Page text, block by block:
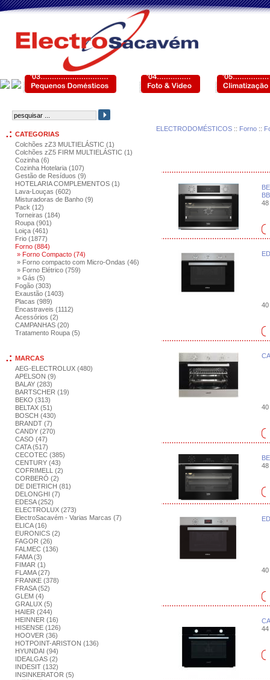
CATEGORIAS
Colchões zZ3 MULTIELÁSTIC (1)
Colchões zZ5 FIRM MULTIELÁSTIC (1)
Cozinha (6)
Cozinha Hotelaria (107)
Gestão de Resíduos (9)
HOTELARIA COMPLEMENTOS (1)
Lava-Louças (602)
Misturadoras de Banho (9)
Pack (12)
Torneiras (184)
Roupa (901)
Loiça (461)
Frio (1877)
Forno (884)
» Forno Compacto (74)
» Forno compacto com Micro-Ondas (46)
» Forno Elétrico (759)
» Gás (5)
Fogão (303)
Exaustão (1403)
Placas (989)
Encastraveis (1112)
Acessórios (2)
CAMPANHAS (20)
Tratamento Roupa (5)
MARCAS
AEG-ELECTROLUX (480)
APELSON (9)
BALAY (283)
BARTSCHER (19)
BEKO (313)
BELTAX (51)
BOSCH (430)
BRANDT (7)
CANDY (270)
CASO (47)
CATA (517)
CECOTEC (385)
CENTURY (43)
COFRIMELL (2)
CORBERÓ (2)
DE DIETRICH (81)
DELONGHI (7)
EDESA (252)
ELECTROLUX (273)
ElectroSacavém - Varias Marcas (7)
ELICA (16)
EURONICS (2)
FAGOR (26)
FALMEC (136)
FAMA (3)
FIMAR (1)
FLAMA (27)
FRANKE (378)
FRASA (52)
GLEM (4)
GRALUX (5)
HAIER (244)
HEINNER (16)
HISENSE (126)
HOOVER (36)
HOTPOINT-ARISTON (136)
HYUNDAI (94)
IDEALGAS (2)
INDESIT (132)
INSINKERATOR (5)
ELECTRODOMÉSTICOS :: Forno ::
48
40
40
48
40
44